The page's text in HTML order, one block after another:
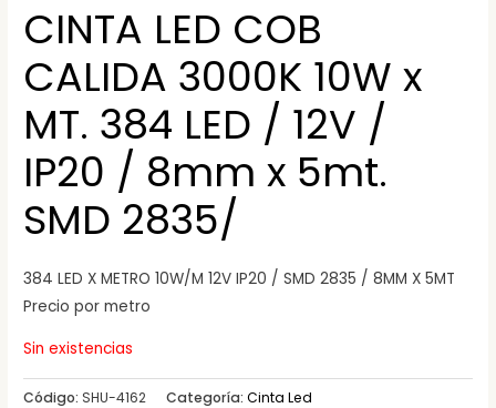
CINTA LED COB
CALIDA 3000K 10W x
MT. 384 LED / 12V /
IP20 / 8mm x 5mt.
SMD 2835/
384 LED X METRO 10W/M 12V IP20 / SMD 2835 / 8MM X 5MT
Precio por metro
Sin existencias
Código:SHU-4162 Categoría:Cinta Led